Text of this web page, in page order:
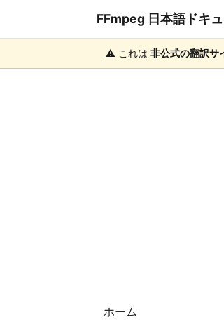
FFmpeg 日本語ドキ
⚠️ これは 非公式の翻訳サ
ホーム